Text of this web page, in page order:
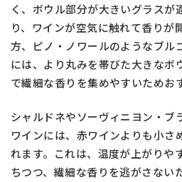
く、ボウル部分が大きいグラスが
り、ワインが空気に触れて香りが
方、ピノ・ノワールのようなブル
には、より丸みを帯びた大きなボ
で繊細な香りを集めやすいためお
シャルドネやソーヴィニヨン・ブ
ワインには、赤ワインよりも小さ
れます。これは、温度が上がりや
ちつつ、繊細な香りを逃がさない